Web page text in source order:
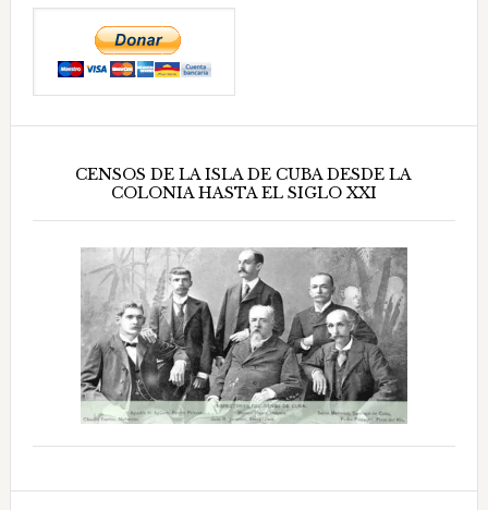
CENSOS DE LA ISLA DE CUBA DESDE LA
COLONIA HASTA EL SIGLO XXI